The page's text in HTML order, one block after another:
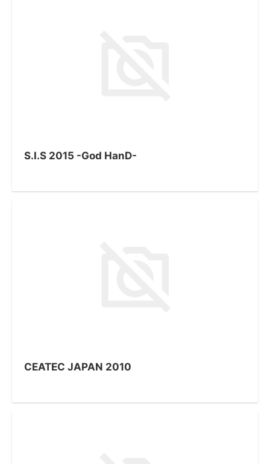
S.I.S 2015 -God HanD-
CEATEC JAPAN 2010